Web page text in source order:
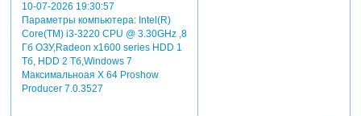
10-07-2026 19:30:57
Параметры компьютера:Intel(R)
Core(TM) i3-3220 CPU @ 3.30GHz ,8
Гб ОЗУ,Radeon x1600 series HDD 1
Tб, HDD 2 Тб,Windows 7
Максимальноая X 64 Proshow
Producer 7.0.3527